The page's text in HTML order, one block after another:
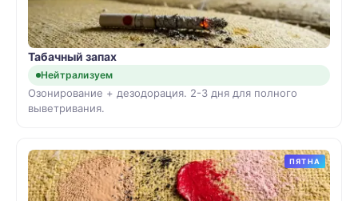
Табачный запах
Нейтрализуем
Озонирование + дезодорация. 2-3 дня для полного
выветривания.
ПЯТНА